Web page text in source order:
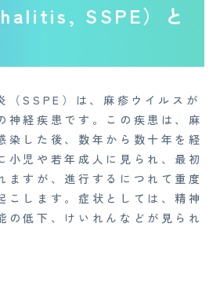
SSPE）と
（SSPE）は、麻疹ウイルスが
神経疾患です。この疾患は、麻
染した後、数年から数十年を経
小児や若年成人に見られ、最初
ますが、進行するにつれて重度
こします。症状としては、精神
の低下、けいれんなどが見られ